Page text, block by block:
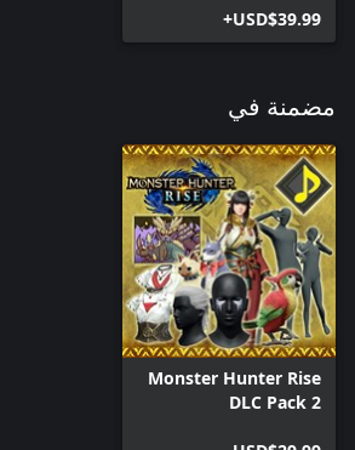
USD$39.99+
مضمنة في
Monster Hunter Rise
DLC Pack 2